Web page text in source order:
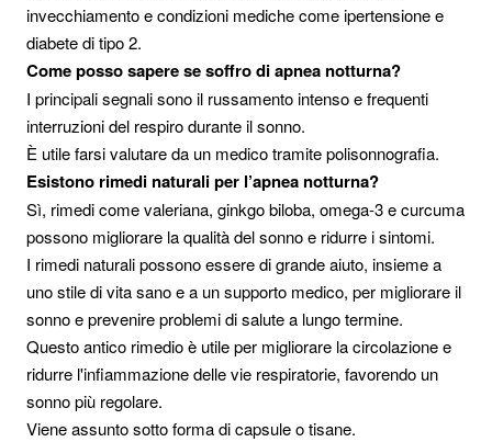
invecchiamento e condizioni mediche come ipertensione e
diabete di tipo 2.
Come posso sapere se soffro di apnea notturna?
I principali segnali sono il russamento intenso e frequenti
interruzioni del respiro durante il sonno.
È utile farsi valutare da un medico tramite polisonnografia.
Esistono rimedi naturali per l’apnea notturna?
Sì, rimedi come valeriana, ginkgo biloba, omega-3 e curcuma
possono migliorare la qualità del sonno e ridurre i sintomi.
I rimedi naturali possono essere di grande aiuto, insieme a
uno stile di vita sano e a un supporto medico, per migliorare il
sonno e prevenire problemi di salute a lungo termine.
Questo antico rimedio è utile per migliorare la circolazione e
ridurre l'infiammazione delle vie respiratorie, favorendo un
sonno più regolare.
Viene assunto sotto forma di capsule o tisane.